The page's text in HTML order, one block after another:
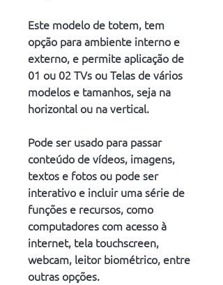
Este modelo de totem, tem
opção para ambiente interno e
externo, e permite aplicação de
01 ou 02 TVs ou Telas de vários
modelos e tamanhos, seja na
horizontal ou na vertical.
Pode ser usado para passar
conteúdo de vídeos, imagens,
textos e fotos ou pode ser
interativo e incluir uma série de
funções e recursos, como
computadores com acesso à
internet, tela touchscreen,
webcam, leitor biométrico, entre
outras opções.